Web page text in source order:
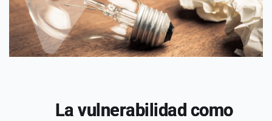
La vulnerabilidad como